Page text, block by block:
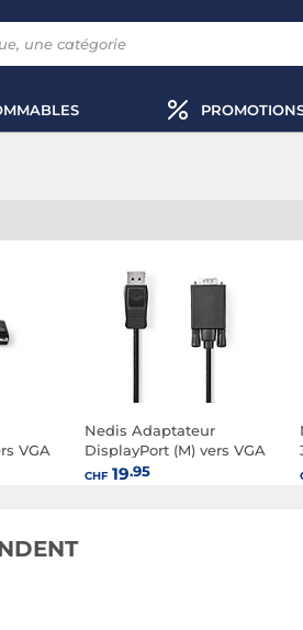
VGA
Nedis Adaptateur
DisplayPort (M) vers VGA
(M) (Noir)
CHF19.95